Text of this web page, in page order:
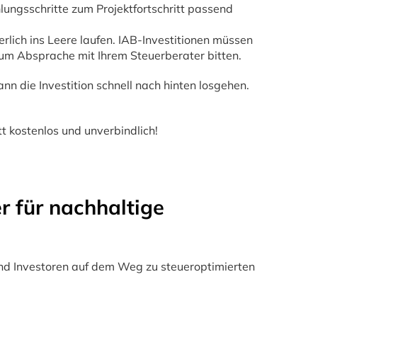
zum Projektfortschritt passend
ins Leere laufen. IAB-Investitionen müssen
Absprache mit Ihrem Steuerberater bitten.
die Investition schnell nach hinten losgehen.
kostenlos und unverbindlich!
für nachhaltige
Investoren auf dem Weg zu steueroptimierten